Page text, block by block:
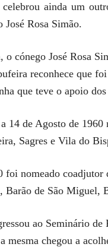
ainda um
José Rosa Simão.
o cónego José Rosa
reconhece que
que teve o apoio dos
14 de Agosto de
Sagres e Vila do
foi nomeado coadjutor
Barão de São Miguel,
ao Seminário
mesma chegou a